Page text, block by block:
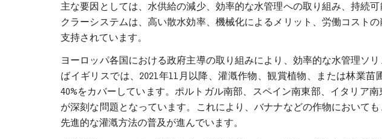
主な要因としては、水供給の減少、効率的な水管理への取り組み、持続
クラーシステムは、高い散水効率、機械化によるメリット、労働コスト
支持されています。
ヨーロッパ各国における政府主導の取り組みにより、効率的な水管理ソ
ばイギリスでは、2021年11月以降、灌漑作物、観賞植物、または林業
40%をカバーしています。ポルトガル南部、スペイン南東部、イタリア
が深刻な問題となっています。これにより、バナナなどの作物において
先進的な灌漑方法の普及が進んでいます。